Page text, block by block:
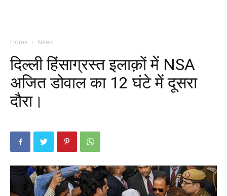
Home News
दिल्ली हिंसाग्रस्त इलाक़ों में NSA
अजित डोवाल का 12 घंटे में दूसरा
दौरा।